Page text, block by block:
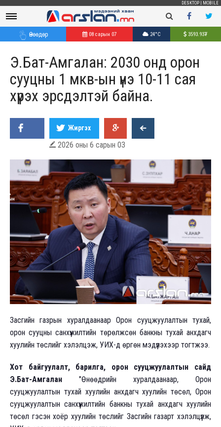
DESKTOP MOBILE
Өнөөдөр 08 сарын 07 24°C 3593.93₮
Э.Бат-Амгалан: 2030 онд орон
сууцны 1 мкв-ын үнэ 10-11 сая
хүрэх эрсдэлтэй байна.
Жиргэх
 2026 оны 6 сарын 03
Засгийн газрын хуралдаанаар Орон сууцжуулалтын тухай,
орон сууцны санхүүжилтийн төрөлжсөн банкны тухай анхдагч
хуулийн төслийг хэлэлцэж, УИХ-д өргөн мэдүүлэхээр тогтжээ.
Хот байгуулалт, барилга, орон сууцжуулалтын сайд
Э.Бат-Амгалан "Өнөөдрийн хуралдаанаар, Орон
сууцжуулалтын тухай хуулийн анхдагч хуулийн төсөл, Орон
сууцжуулалтын санхүүжилтийн банкны тухай анхдагч хуулийн
төсөл гэсэн хоёр хуулийн төслийг Засгийн газарт хэлэлцүүлж,